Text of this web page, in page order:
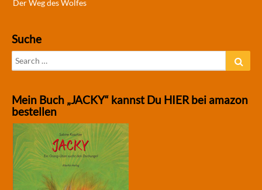
Der Weg des Wolfes
Suche
Search
for:
Mein Buch „JACKY“ kannst Du HIER bei amazon
bestellen